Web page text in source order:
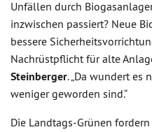
Unfällen durch
inzwischen passiert? Neue
bessere
Nachrüstpflicht für alte
Steinberger. „Da wundert es
weniger geworden sind.“
Die Landtags-Grünen